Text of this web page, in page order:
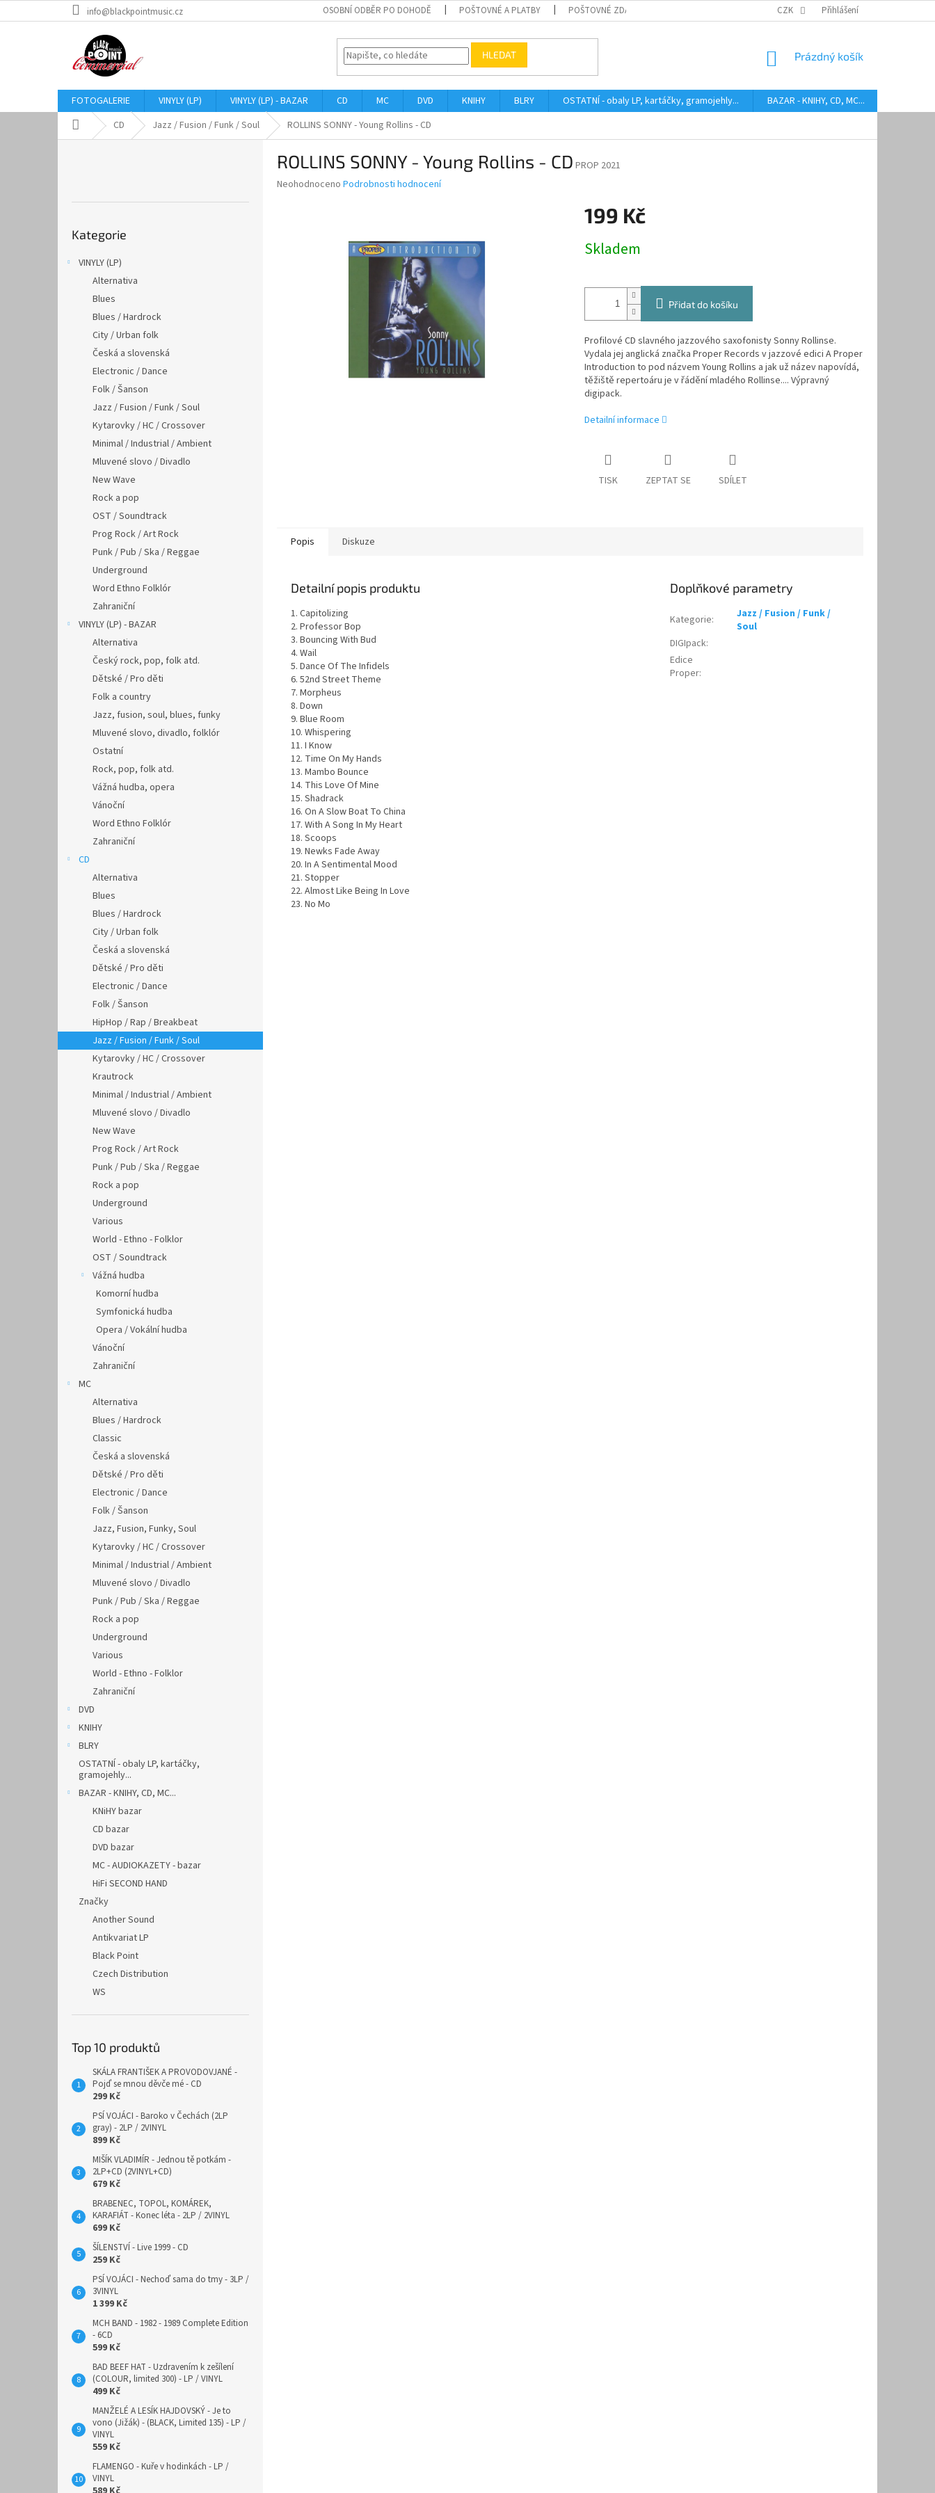
na
info@blackpointmusic.cz OSOBNÍ ODBĚR PO DOHODĚ POŠTOVNÉ A PLATBY POŠTOVNÉ ZDARMA HODNOCENÍ STAVU BAZAROVÝCH LP AUDIOKAZETY ANEB
CZK Přihlášení
HLEDAT
NÁKUPNÍ
Prázdný košík
FOTOGALERIE VINYLY (LP) VINYLY (LP) - BAZAR CD MC DVD KNIHY BLRY OSTATNÍ - obaly LP, kartáčky, gramojehly... BAZAR - KNIHY, CD, MC...
Domů CD Jazz / Fusion / Funk / Soul ROLLINS SONNY - Young Rollins - CD
kategorie
Kategorie
VINYLY (LP)
Alternativa
Blues
Blues / Hardrock
City / Urban folk
Česká a slovenská
Electronic / Dance
Folk / Šanson
Jazz / Fusion / Funk / Soul
Kytarovky / HC / Crossover
Minimal / Industrial / Ambient
Mluvené slovo / Divadlo
New Wave
Rock a pop
OST / Soundtrack
Prog Rock / Art Rock
Punk / Pub / Ska / Reggae
Underground
Word Ethno Folklór
Zahraniční
VINYLY (LP) - BAZAR
Alternativa
Český rock, pop, folk atd.
Dětské / Pro děti
Folk a country
Jazz, fusion, soul, blues, funky
Mluvené slovo, divadlo, folklór
Ostatní
Rock, pop, folk atd.
Vážná hudba, opera
Vánoční
Word Ethno Folklór
Zahraniční
CD
Alternativa
Blues
Blues / Hardrock
City / Urban folk
Česká a slovenská
Dětské / Pro děti
Electronic / Dance
Folk / Šanson
HipHop / Rap / Breakbeat
Jazz / Fusion / Funk / Soul
Kytarovky / HC / Crossover
Krautrock
Minimal / Industrial / Ambient
Mluvené slovo / Divadlo
New Wave
Prog Rock / Art Rock
Punk / Pub / Ska / Reggae
Rock a pop
Underground
Various
World - Ethno - Folklor
OST / Soundtrack
Vážná hudba
Komorní hudba
Symfonická hudba
Opera / Vokální hudba
Vánoční
Zahraniční
MC
Alternativa
Blues / Hardrock
Classic
Česká a slovenská
Dětské / Pro děti
Electronic / Dance
Folk / Šanson
Jazz, Fusion, Funky, Soul
Kytarovky / HC / Crossover
Minimal / Industrial / Ambient
Mluvené slovo / Divadlo
Punk / Pub / Ska / Reggae
Rock a pop
Underground
Various
World - Ethno - Folklor
Zahraniční
DVD
KNIHY
BLRY
OSTATNÍ - obaly LP, kartáčky,
gramojehly...
BAZAR - KNIHY, CD, MC...
KNiHY bazar
CD bazar
DVD bazar
MC - AUDIOKAZETY - bazar
HiFi SECOND HAND
Značky
Another Sound
Antikvariat LP
Black Point
Czech Distribution
WS
Top 10 produktů
SKÁLA FRANTIŠEK A PROVODOVJANÉ -
Pojď se mnou děvče mé - CD
299 Kč
PSÍ VOJÁCI - Baroko v Čechách (2LP
gray) - 2LP / 2VINYL
899 Kč
MIŠÍK VLADIMÍR - Jednou tě potkám -
2LP+CD (2VINYL+CD)
679 Kč
BRABENEC, TOPOL, KOMÁREK,
KARAFIÁT - Konec léta - 2LP / 2VINYL
699 Kč
ŠÍLENSTVÍ - Live 1999 - CD
259 Kč
PSÍ VOJÁCI - Nechoď sama do tmy - 3LP /
3VINYL
1 399 Kč
MCH BAND - 1982 - 1989 Complete Edition
- 6CD
599 Kč
BAD BEEF HAT - Uzdravením k zešílení
(COLOUR, limited 300) - LP / VINYL
499 Kč
MANŽELÉ A LESÍK HAJDOVSKÝ - Je to
vono (Jižák) - (BLACK, Limited 135) - LP /
VINYL
559 Kč
FLAMENGO - Kuře v hodinkách - LP /
VINYL
ROLLINS SONNY - Young Rollins - CD PROP 2021
Průměrné
Neohodnoceno Podrobnosti hodnocení
199 Kč
cena:
Skladem
Přidat do košíku
Profilové CD slavného jazzového saxofonisty Sonny Rollinse.
Vydala jej anglická značka Proper Records v jazzové edici A Proper
Introduction to pod názvem Young Rollins a jak už název napovídá,
těžiště repertoáru je v řádění mladého Rollinse.... Výpravný
digipack.
Detailní informace
TISK ZEPTAT SE SDÍLET
Popis Diskuze
Detailní popis produktu
1. Capitolizing
2. Professor Bop
3. Bouncing With Bud
4. Wail
5. Dance Of The Infidels
6. 52nd Street Theme
7. Morpheus
8. Down
9. Blue Room
10. Whispering
11. I Know
12. Time On My Hands
13. Mambo Bounce
14. This Love Of Mine
15. Shadrack
16. On A Slow Boat To China
17. With A Song In My Heart
18. Scoops
19. Newks Fade Away
20. In A Sentimental Mood
21. Stopper
22. Almost Like Being In Love
23. No Mo
Doplňkové parametry
Kategorie:
Jazz / Fusion / Funk /
Soul
DIGIpack:
Edice
Proper: